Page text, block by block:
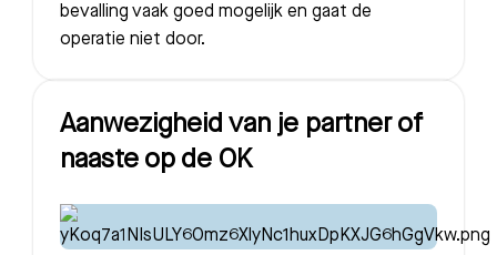
bevalling vaak goed mogelijk en gaat de
operatie niet door.
Aanwezigheid van je partner of
naaste op de OK